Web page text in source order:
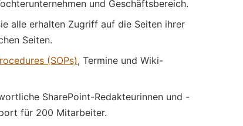
und Geschäftsbereich.
alle erhalten Zugriff auf die Seiten ihrer
Seiten.
(SOPs), Termine und Wiki-
SharePoint-Redakteurinnen und -
für 200 Mitarbeiter.